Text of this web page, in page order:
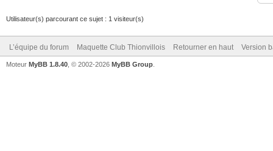
Utilisateur(s) parcourant ce sujet : 1 visiteur(s)
L’équipe du forum Maquette Club Thionvillois Retourner en haut Version
Moteur MyBB 1.8.40 , © 2002-2026 MyBB Group